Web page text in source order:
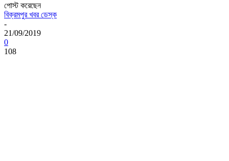
পোস্ট করেছেন
বিক্রমপুর খবর ডেস্ক
-
21/09/2019
0
108